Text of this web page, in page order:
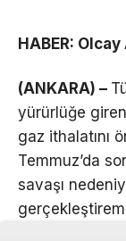
HABER: Olcay
(ANKARA) –
yürürlüğe
gaz ithalatını
Temmuz’da
savaşı
İran doğal